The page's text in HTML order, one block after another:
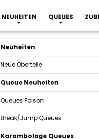
NEUHEITEN QUEUES
Neuheiten
Neue Oberteile
Queue Neuheiten
Queues Poison
Break/Jump Queues
Karambolage Queues